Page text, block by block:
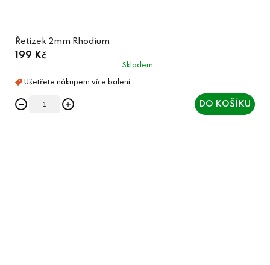
Řetízek 2mm Rhodium
199 Kč
Skladem
DO KOŠÍKU